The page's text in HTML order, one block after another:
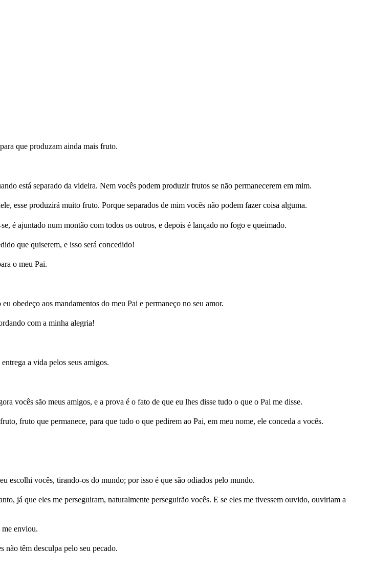
que produzam ainda mais fruto.
está separado da videira. Nem vocês podem produzir frutos se não permanecerem em mim.
esse produzirá muito fruto. Porque separados de mim vocês não podem fazer coisa alguma.
é ajuntado num montão com todos os outros, e depois é lançado no fogo e queimado.
que quiserem, e isso será concedido!
o meu Pai.
obedeço aos mandamentos do meu Pai e permaneço no seu amor.
com a minha alegria!
a vida pelos seus amigos.
vocês são meus amigos, e a prova é o fato de que eu lhes disse tudo o que o Pai me disse.
fruto que permanece, para que tudo o que pedirem ao Pai, em meu nome, ele conceda a vocês.
escolhi vocês, tirando-os do mundo; por isso é que são odiados pelo mundo.
já que eles me perseguiram, naturalmente perseguirão vocês. E se eles me tivessem ouvido, ouviriam a
me enviou.
não têm desculpa pelo seu pecado.